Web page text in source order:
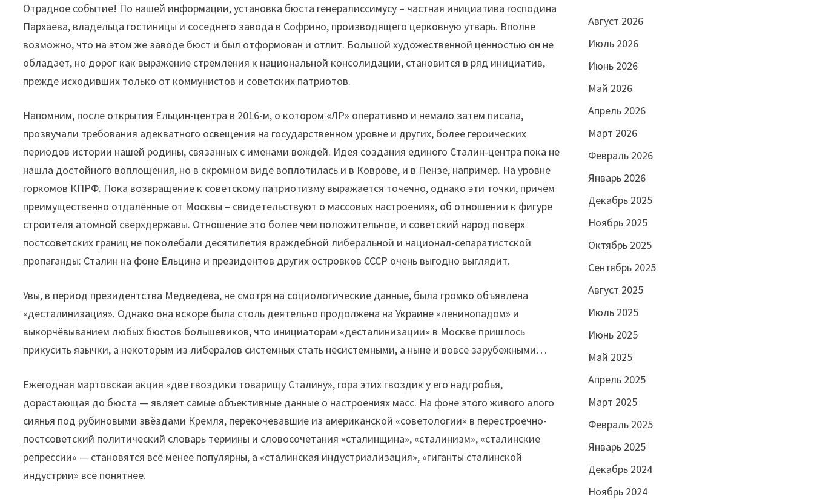
Отрадное событие! По нашей информации, установка бюста генералиссимусу – частная инициатива господина
Пархаева, владельца гостиницы и соседнего завода в Софрино, производящего церковную утварь. Вполне
возможно, что на этом же заводе бюст и был отформован и отлит. Большой художественной ценностью он не
обладает, но дорог как выражение стремления к национальной консолидации, становится в ряд инициатив,
прежде исходивших только от коммунистов и советских патриотов.
Напомним, после открытия Ельцин-центра в 2016-м, о котором «ЛР» оперативно и немало затем писала,
прозвучали требования адекватного освещения на государственном уровне и других, более героических
периодов истории нашей родины, связанных с именами вождей. Идея создания единого Сталин-центра пока не
нашла достойного воплощения, но в скромном виде воплотилась и в Коврове, и в Пензе, например. На уровне
горкомов КПРФ. Пока возвращение к советскому патриотизму выражается точечно, однако эти точки, причём
преимущественно отдалённые от Москвы – свидетельствуют о массовых настроениях, об отношении к фигуре
строителя атомной сверхдержавы. Отношение это более чем положительное, и советский народ поверх
постсоветских границ не поколебали десятилетия враждебной либеральной и национал-сепаратистской
пропаганды: Сталин на фоне Ельцина и президентов других островков СССР очень выгодно выглядит.
Увы, в период президентства Медведева, не смотря на социологические данные, была громко объявлена
«десталинизация». Однако она вскоре была столь деятельно продолжена на Украине «ленинопадом» и
выкорчёвыванием любых бюстов большевиков, что инициаторам «десталинизации» в Москве пришлось
прикусить язычки, а некоторым из либералов системных стать несистемными, а ныне и вовсе зарубежными…
Ежегодная мартовская акция «две гвоздики товарищу Сталину», гора этих гвоздик у его надгробья,
дорастающая до бюста — являет самые объективные данные о настроениях масс. На фоне этого живого алого
сиянья под рубиновыми звёздами Кремля, перекочевавшие из американской «советологии» в перестроечно-
постсоветский политический словарь термины и словосочетания «сталинщина», «сталинизм», «сталинские
репрессии» — становятся всё менее популярны, а «сталинская индустриализация», «гиганты сталинской
индустрии» всё понятнее.
Август 2026
Июль 2026
Июнь 2026
Май 2026
Апрель 2026
Март 2026
Февраль 2026
Январь 2026
Декабрь 2025
Ноябрь 2025
Октябрь 2025
Сентябрь 2025
Август 2025
Июль 2025
Июнь 2025
Май 2025
Апрель 2025
Март 2025
Февраль 2025
Январь 2025
Декабрь 2024
Ноябрь 2024